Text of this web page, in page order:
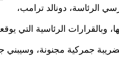
الرئاسة، دونالد ترامب،
وبالقرارات الرئاسية التي
جمركية مجنونة، وسيبني